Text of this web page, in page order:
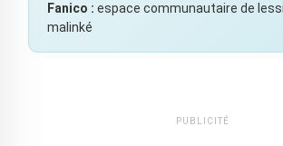
Fanico : espace communautaire de
malinké
PUBLICITÉ